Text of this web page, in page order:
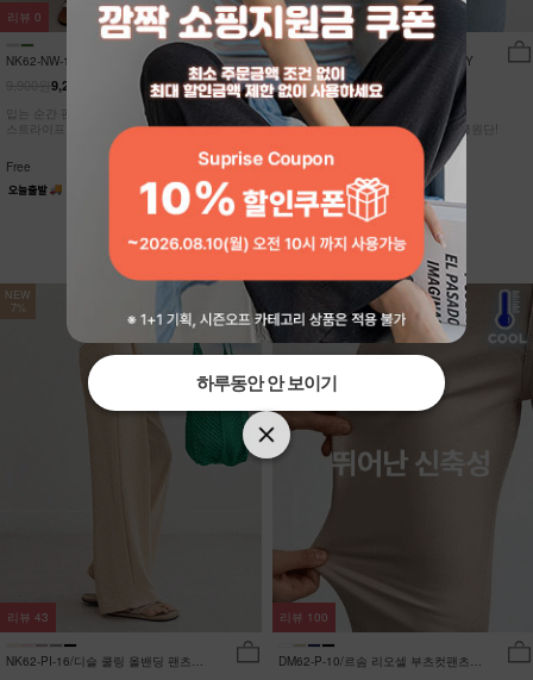
NK62-NW-11/유포니 반팔+반바지 홈웨
9,210원
입는 순간 편안함이 달라지는 캡내장
스트라이프 홈웨어 SET
Free
리뷰 0
NK62-TS-32/일루민 뒤트임 셔츠_DY
7%
20,370원
21,900원
[ 답답한ZERO! 시스루 원단! ]
[55-99] 은은하게 반짝이는 고급링클원단!
Free
리뷰15
NEW
7%
NK62-PI-16/디슬 쿨링 올밴딩 팬츠
리뷰 43
DM62-P-10/르솜 리오셀 부츠컷팬츠
리뷰 100
하루동안 안 보이기
하루동안 안 보이기